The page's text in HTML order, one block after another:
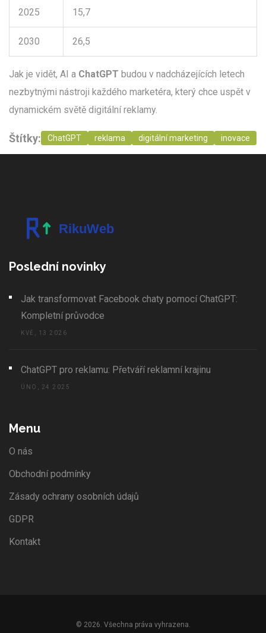
2025 15,7
2030 26,5
Jak je vidět, AI a ChatGPT budou v nadcházejících letech
nezbytnými nástroji každého marketéra, který chce uspět v
dynamickém světě digitální reklamy.
Štítky: ChatGPT reklama digitální marketing inovace
Poslední novinky
Jak transformovat Facebook chaty pomocí ChatGPT:
Kompletní průvodce
KVĚ, 13 2026
ChatGPT pro reklamu: Přetváří reklamní krajinu
ÚNO, 24 2025
Menu
O nás
Obchodní podmínky
Zásady ochrany osobních údajů
GDPR
Kontakt
© 2026. Všechna práva vyhrazena.